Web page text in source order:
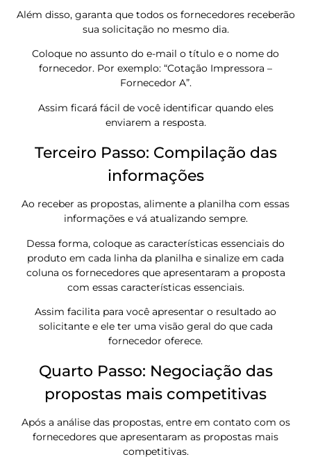
Além disso, garanta que todos os fornecedores receberão
sua solicitação no mesmo dia.
Coloque no assunto do e-mail o título e o nome do
fornecedor. Por exemplo: “Cotação Impressora –
Fornecedor A”.
Assim ficará fácil de você identificar quando eles
enviarem a resposta.
Terceiro Passo: Compilação das
informações
Ao receber as propostas, alimente a planilha com essas
informações e vá atualizando sempre.
Dessa forma, coloque as características essenciais do
produto em cada linha da planilha e sinalize em cada
coluna os fornecedores que apresentaram a proposta
com essas características essenciais.
Assim facilita para você apresentar o resultado ao
solicitante e ele ter uma visão geral do que cada
fornecedor oferece.
Quarto Passo: Negociação das
propostas mais competitivas
Após a análise das propostas, entre em contato com os
fornecedores que apresentaram as propostas mais
competitivas.